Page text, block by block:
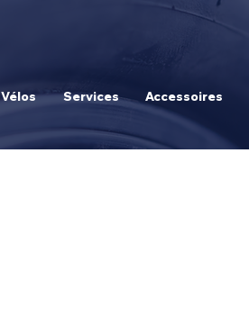
Vélos Services Accessoires